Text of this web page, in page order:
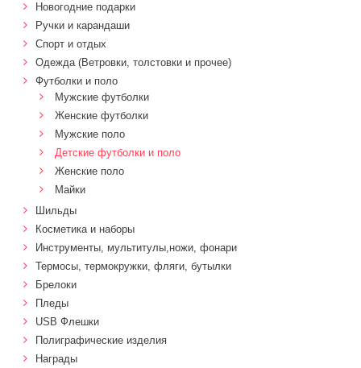
Новогодние подарки
Ручки и карандаши
Спорт и отдых
Одежда (Ветровки, толстовки и прочее)
Футболки и поло
Мужские футболки
Женские футболки
Мужские поло
Детские футболки и поло
Женские поло
Майки
Шильды
Косметика и наборы
Инструменты, мультитулы,ножи, фонари
Термосы, термокружки, фляги, бутылки
Брелоки
Пледы
USB Флешки
Полиграфические изделия
Награды